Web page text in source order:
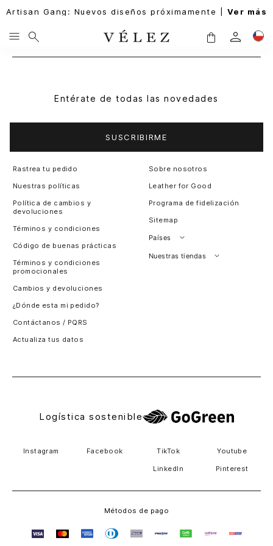
Artisan Gang: Nuevos diseños próximamente | Ver más
Entérate de todas las novedades
SUSCRIBIRME
Rastrea tu pedido
Nuestras políticas
Política de cambios y
devoluciones
Términos y condiciones
Código de buenas prácticas
Términos y condiciones
promocionales
Cambios y devoluciones
¿Dónde esta mi pedido?
Contáctanos / PQRS
Actualiza tus datos
Sobre nosotros
Leather for Good
Programa de fidelización
Sitemap
Países
Perú
Nuestras tiendas
Logística sostenible
Instagram Facebook TikTok Youtube
LinkedIn Pinterest
Métodos de pago